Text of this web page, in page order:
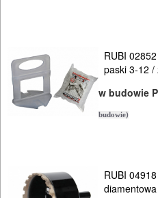
ODZIEŻ
ROBOCZA
I
AGD
RUBI
paski 3-12 /
w budowie
budowie)
RUBI